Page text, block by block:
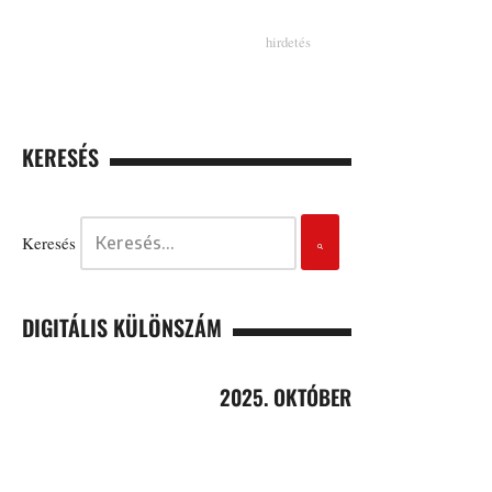
KERESÉS
Keresés
DIGITÁLIS KÜLÖNSZÁM
2025. OKTÓBER